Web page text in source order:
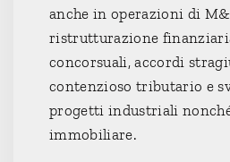
anche in operazioni di
ristrutturazione
concorsuali, accordi
contenzioso tributario e
progetti industriali
immobiliare.